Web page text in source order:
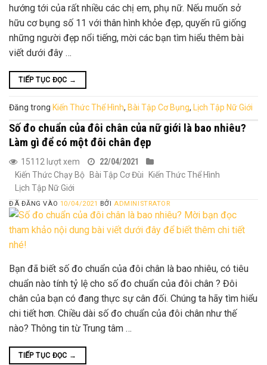
hướng tới của rất nhiều các chị em, phụ nữ. Nếu muốn sở
hữu cơ bụng số 11 với thân hình khỏe đẹp, quyến rũ giống
những người đẹp nổi tiếng, mời các bạn tìm hiểu thêm bài
viết dưới đây …
TIẾP TỤC ĐỌC →
Đăng trong Kiến Thức Thể Hình, Bài Tập Cơ Bụng, Lịch Tập Nữ Giới
Số đo chuẩn của đôi chân của nữ giới là bao nhiêu?
Làm gì để có một đôi chân đẹp
15112 lượt xem
22/04/2021
Kiến Thức Chạy Bộ
Bài Tập Cơ Đùi
Kiến Thức Thể Hình
Lịch Tập Nữ Giới
ĐÃ ĐĂNG VÀO 10/04/2021 BỞIADMINISTRATOR
Bạn đã biết số đo chuẩn của đôi chân là bao nhiêu, có tiêu
chuẩn nào tính tỷ lệ cho số đo chuẩn của đôi chân ? Đôi
chân của bạn có đang thực sự cân đối. Chúng ta hãy tìm hiểu
chi tiết hơn. Chiều dài số đo chuẩn của đôi chân như thế
nào? Thông tin từ Trung tâm …
TIẾP TỤC ĐỌC →